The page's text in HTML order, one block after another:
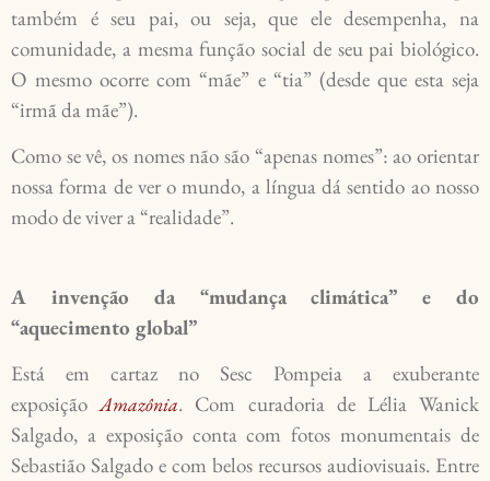
também é seu pai, ou seja, que ele desempenha, na
comunidade, a mesma função social de seu pai biológico.
O mesmo ocorre com “mãe” e “tia” (desde que esta seja
“irmã da mãe”).
Como se vê, os nomes não são “apenas nomes”: ao orientar
nossa forma de ver o mundo, a língua dá sentido ao nosso
modo de viver a “realidade”.
A invenção da “mudança climática” e do
“aquecimento global”
Está em cartaz no Sesc Pompeia a exuberante
exposiçãoAmazônia. Com curadoria de Lélia Wanick
Salgado, a exposição conta com fotos monumentais de
Sebastião Salgado e com belos recursos audiovisuais. Entre